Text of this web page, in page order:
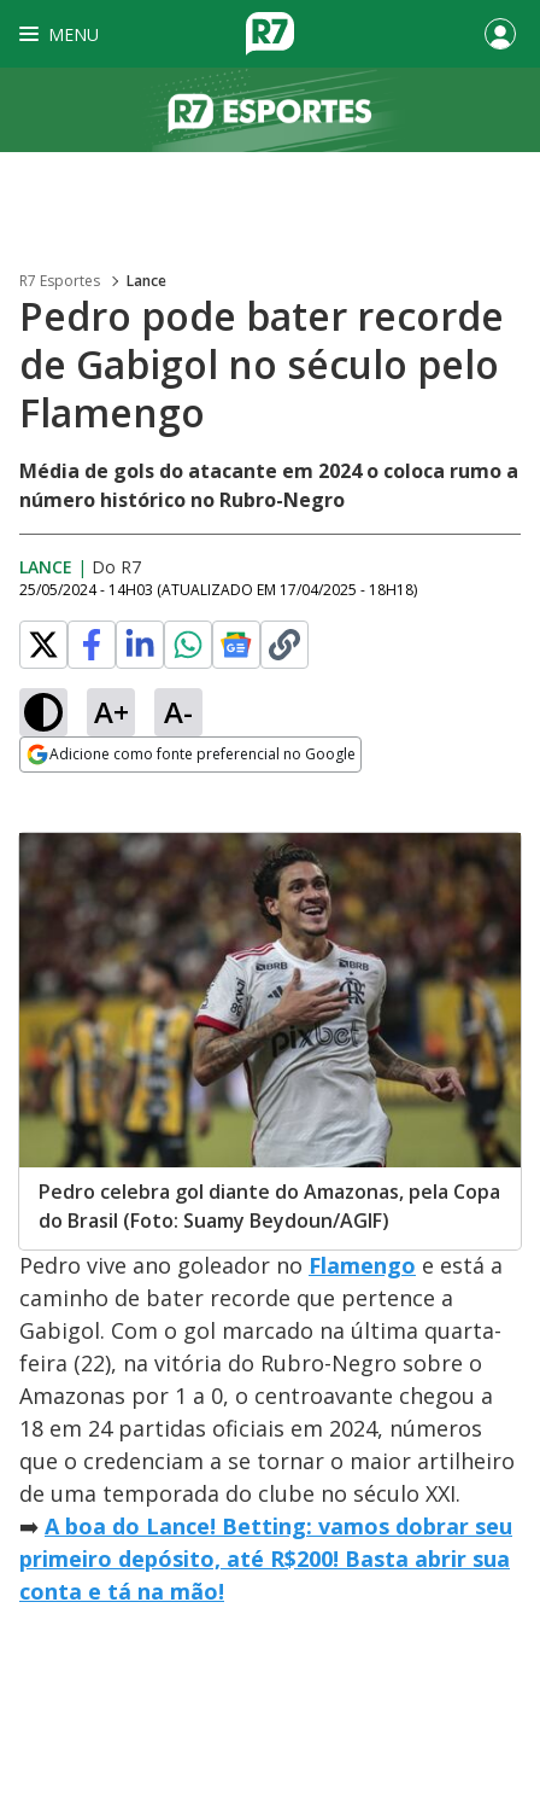
MENU
R7 Esportes Lance
Pedro pode bater recorde
de Gabigol no século pelo
Flamengo
Média de gols do atacante em 2024 o coloca rumo a
número histórico no Rubro-Negro
LANCE | Do R7
25/05/2024 - 14H03 (ATUALIZADO EM 17/04/2025 - 18H18)
A+ A-
Adicione como fonte preferencial no Google
Pedro celebra gol diante do Amazonas, pela Copa
do Brasil (Foto: Suamy Beydoun/AGIF)
Pedro vive ano goleador no Flamengo e está a
caminho de bater recorde que pertence a
Gabigol. Com o gol marcado na última quarta-
feira (22), na vitória do Rubro-Negro sobre o
Amazonas por 1 a 0, o centroavante chegou a
18 em 24 partidas oficiais em 2024, números
que o credenciam a se tornar o maior artilheiro
de uma temporada do clube no século XXI.
➡️ A boa do Lance! Betting: vamos dobrar seu
primeiro depósito, até R$200! Basta abrir sua
conta e tá na mão!